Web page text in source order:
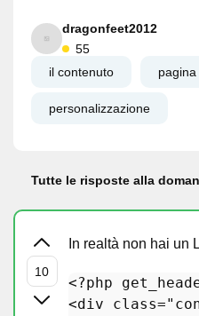
dragonfeet2012
55
il contenuto
personalizzazione
Tutte le risposte alla
In realtà non hai un
<?php
<div class="